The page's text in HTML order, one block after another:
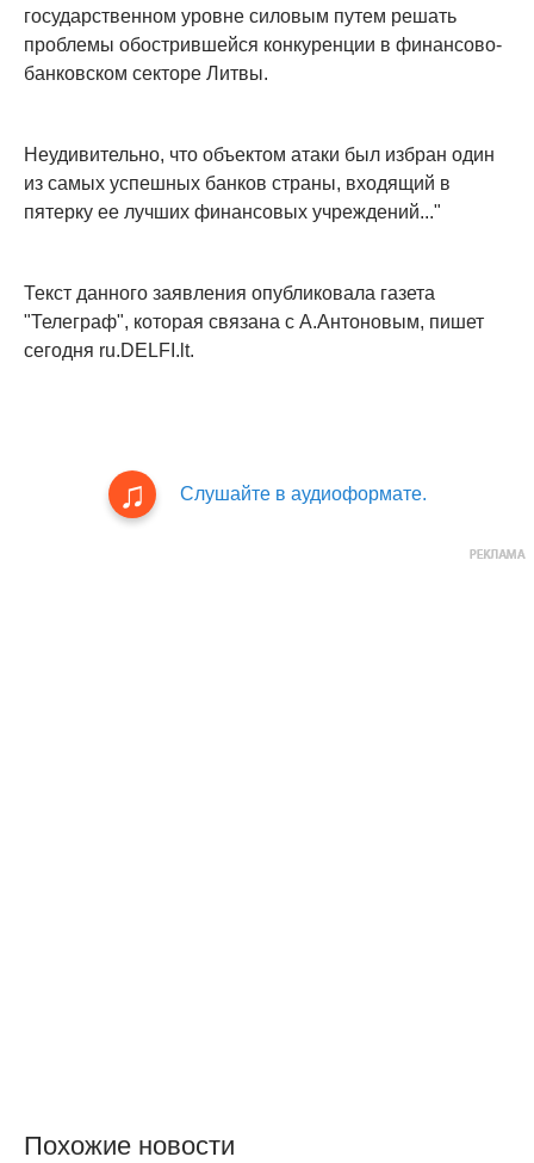
государственном уровне силовым путем решать
проблемы обострившейся конкуренции в финансово-
банковском секторе Литвы.
Неудивительно, что объектом атаки был избран один
из самых успешных банков страны, входящий в
пятерку ее лучших финансовых учреждений..."
Текст данного заявления опубликовала газета
"Телеграф", которая связана с А.Антоновым, пишет
сегодня ru.DELFI.lt.
Слушайте в аудиоформате.
Похожие новости